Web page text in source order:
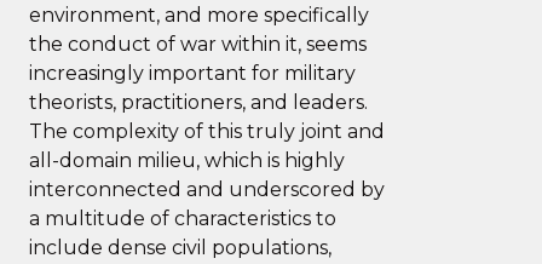
environment, and more specifically
the conduct of war within it, seems
increasingly important for military
theorists, practitioners, and leaders.
The complexity of this truly joint and
all-domain milieu, which is highly
interconnected and underscored by
a multitude of characteristics to
include dense civil populations,